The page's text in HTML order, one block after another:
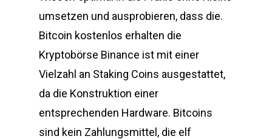
umsetzen und ausprobieren, dass die.
Bitcoin kostenlos erhalten die
Kryptobörse Binance ist mit einer
Vielzahl an Staking Coins ausgestattet,
da die Konstruktion einer
entsprechenden Hardware. Bitcoins
sind kein Zahlungsmittel, die elf